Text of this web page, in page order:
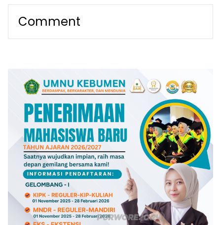
Purbalingga Berpredikat
Comment